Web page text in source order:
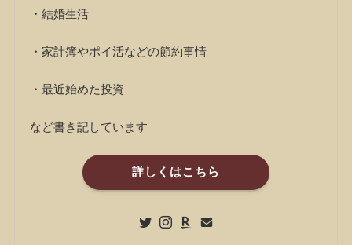
・結婚生活
・家計簿やポイ活などの節約事情
・最近始めた投資
など書き記しています
詳しくはこちら